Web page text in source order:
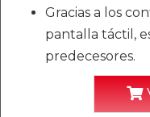
Gracias a los
pantalla táctil,
predecesores.